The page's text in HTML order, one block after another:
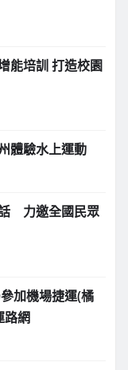
能培訓 打造校園
體驗水上運動
力邀全國民眾
加機場捷運(橘
路網